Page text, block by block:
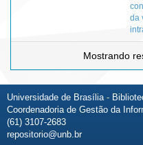
da
Mostrando
Universidade de Brasília -
Coordenadoria de Gestão da
(61) 3107-2683
repositorio@unb.br